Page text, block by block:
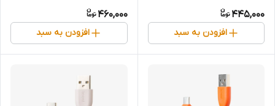
445,000
افزودن به سبد
460,000
افزودن به سبد